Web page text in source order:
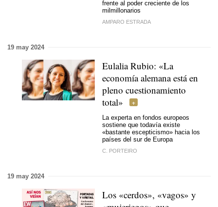
frente al poder creciente de los
milmillonarios
AMPARO ESTRADA
19 may 2024
Eulalia Rubio: «La
economía alemana está en
pleno cuestionamiento
total»
La experta en fondos europeos
sostiene que todavía existe
«bastante escepticismo» hacia los
países del sur de Europa
C. PORTEIRO
19 may 2024
Los «cerdos», «vagos» y